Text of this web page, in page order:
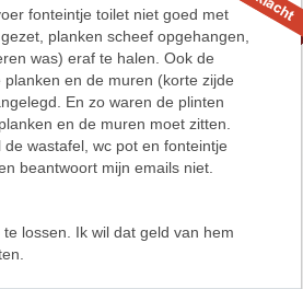
fonteintje toilet niet goed met
planken scheef opgehangen,
was) eraf te halen. Ook de
en de muren (korte zijde
En zo waren de plinten
en de muren moet zitten.
wastafel, wc pot en fonteintje
beantwoort mijn emails niet.
lossen. Ik wil dat geld van hem